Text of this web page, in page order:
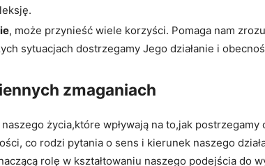
, może przynieść wiele korzyści. Pomaga nam
sytuacjach dostrzegamy Jego działanie i
zmaganiach
życia,które wpływają na to,jak
co rodzi pytania o sens i kierunek naszego
rolę w kształtowaniu naszego podejścia do